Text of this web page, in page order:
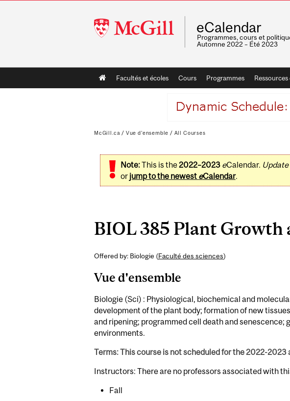
McGill
University
eCalendar
Programmes, cours et
Automne 2022 – Été 2023
Main
navigation
Facultés et écoles Cours Programmes
McGill.ca / Vue d'ensemble / All Courses
Note:This is the2022–2023 eCalendar.
or jump to the newest eCalendar.
BIOL 385 Plant Growth
Offered by: Biologie (Faculté des sciences)
Vue d'ensemble
Biologie (Sci) : Physiological, biochemical and
development of the plant body; formation of new
and ripening; programmed cell death and senescence;
environments.
Terms: This course is not scheduled for the 2022-2023
Instructors: There are no professors associated with
Fall